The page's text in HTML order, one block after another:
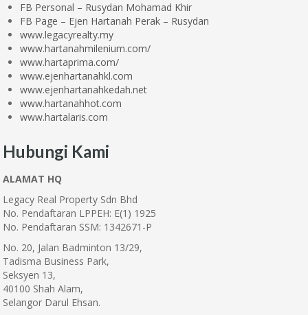
FB Personal – Rusydan Mohamad Khir
FB Page – Ejen Hartanah Perak – Rusydan
www.legacyrealty.my
www.hartanahmilenium.com/
www.hartaprima.com/
www.ejenhartanahkl.com
www.ejenhartanahkedah.net
www.hartanahhot.com
www.hartalaris.com
Hubungi Kami
ALAMAT HQ
Legacy Real Property Sdn Bhd
No. Pendaftaran LPPEH: E(1) 1925
No. Pendaftaran SSM: 1342671-P
No. 20, Jalan Badminton 13/29,
Tadisma Business Park,
Seksyen 13,
40100 Shah Alam,
Selangor Darul Ehsan.